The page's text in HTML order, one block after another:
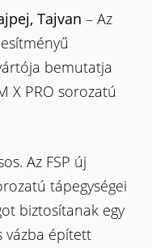
Tajvan – Az
bemutatja
X PRO sorozatú
Az FSP új
tápegységei
biztosítanak egy
vázba épített